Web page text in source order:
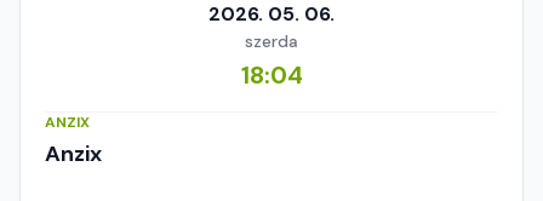
2026. 05. 06.
szerda
18:04
ANZIX
Anzix